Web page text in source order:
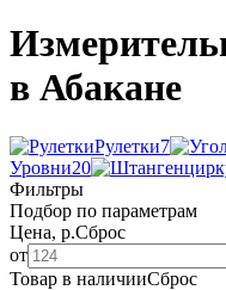
в Абакане
Рулетки7
Уровни20
Фильтры
Подбор по параметрам
Цена, р.Сброс
от
Товар в наличииСброс